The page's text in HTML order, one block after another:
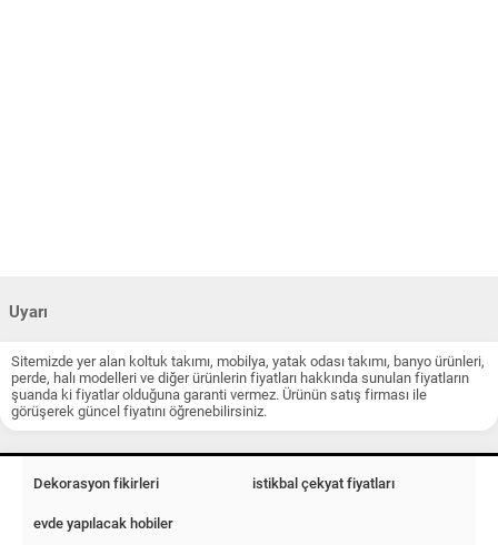
Uyarı
Sitemizde yer alan koltuk takımı, mobilya, yatak odası takımı, banyo ürünleri,
perde, halı modelleri ve diğer ürünlerin fiyatları hakkında sunulan fiyatların
şuanda ki fiyatlar olduğuna garanti vermez. Ürünün satış firması ile
görüşerek güncel fiyatını öğrenebilirsiniz.
Dekorasyon fikirleri istikbal çekyat fiyatları
evde yapılacak hobiler